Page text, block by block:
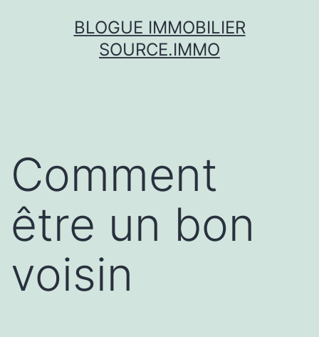
BLOGUE IMMOBILIER
SOURCE.IMMO
Comment
être un bon
voisin